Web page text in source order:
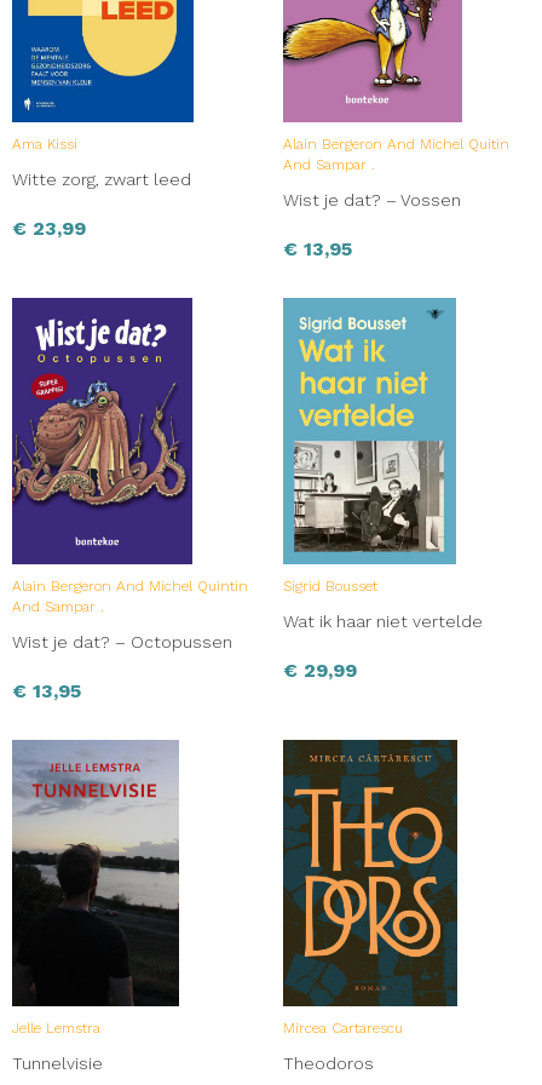
Ama Kissi
Witte zorg, zwart leed
€ 23,99
Alain Bergeron And Michel Quitin
And Sampar .
Wist je dat? – Vossen
€ 13,95
Alain Bergeron And Michel Quintin
And Sampar .
Wist je dat? – Octopussen
€ 13,95
Sigrid Bousset
Wat ik haar niet vertelde
€ 29,99
Jelle Lemstra
Tunnelvisie
Mircea Cartarescu
Theodoros